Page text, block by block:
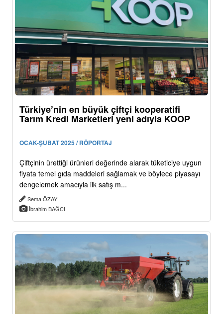
Türkiye’nin en büyük çiftçi kooperatifi
Tarım Kredi Marketleri yeni adıyla KOOP
OCAK-ŞUBAT 2025 / RÖPORTAJ
Çiftçinin ürettiği ürünleri değerinde alarak tüketiciye uygun
fiyata temel gıda maddeleri sağlamak ve böylece piyasayı
dengelemek amacıyla ilk satış m...
Sema ÖZAY
İbrahim BAĞCI